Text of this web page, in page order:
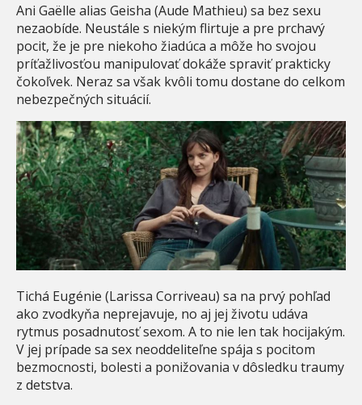
Ani Gaëlle alias Geisha (Aude Mathieu) sa bez sexu
nezaobíde. Neustále s niekým flirtuje a pre prchavý
pocit, že je pre niekoho žiadúca a môže ho svojou
príťažlivosťou manipulovať dokáže spraviť prakticky
čokoľvek. Neraz sa však kvôli tomu dostane do celkom
nebezpečných situácií.
Tichá Eugénie (Larissa Corriveau) sa na prvý pohľad
ako zvodkyňa neprejavuje, no aj jej životu udáva
rytmus posadnutosť sexom. A to nie len tak hocijakým.
V jej prípade sa sex neoddeliteľne spája s pocitom
bezmocnosti, bolesti a ponižovania v dôsledku traumy
z detstva.